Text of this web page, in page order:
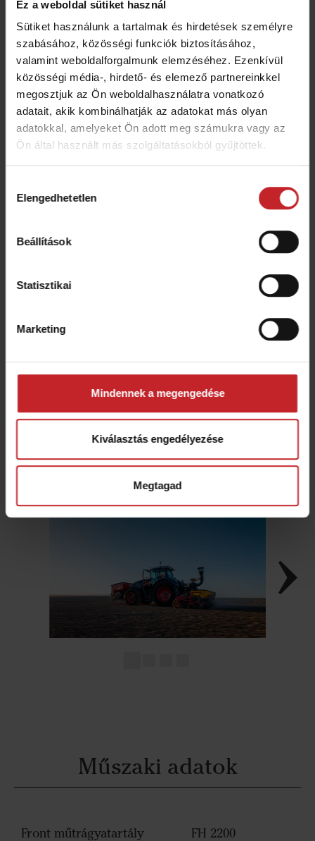
Ez a weboldal sütiket használ
Sütiket használunk a tartalmak és hirdetések személyre
szabásához, közösségi funkciók biztosításához,
valamint weboldalforgalmunk elemzéséhez. Ezenkívül
közösségi média-, hirdető- és elemező partnereinkkel
megosztjuk az Ön weboldalhasználatra vonatkozó
adatait, akik kombinálhatják az adatokat más olyan
adatokkal, amelyeket Ön adott meg számukra vagy az
Ön által használt más szolgáltatásokból gyűjtöttek.
kiválasztása
Elengedhetetlen
Beállítások
Statisztikai
Marketing
Mindennek a megengedése
Kiválasztás engedélyezése
Megtagad
Nézze meg a front hopper FH2200 QuickStart
Képgaléria
Műszaki adatok
Front műtrágyatartály FH 2200